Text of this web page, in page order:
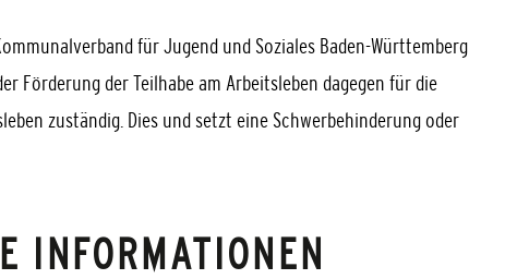
für Jugend und Soziales Baden-Württemberg
Förderung der Teilhabe am Arbeitsleben dagegen für die
zuständig . Dies undsetzt eine Schwerbehinderung oder
INFORMATIONEN